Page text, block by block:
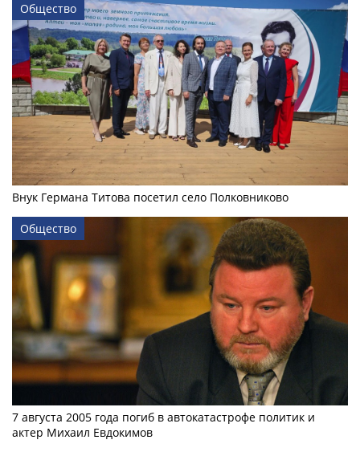
Общество
Внук Германа Титова посетил село Полковниково
Общество
7 августа 2005 года погиб в автокатастрофе политик и
актер Михаил Евдокимов